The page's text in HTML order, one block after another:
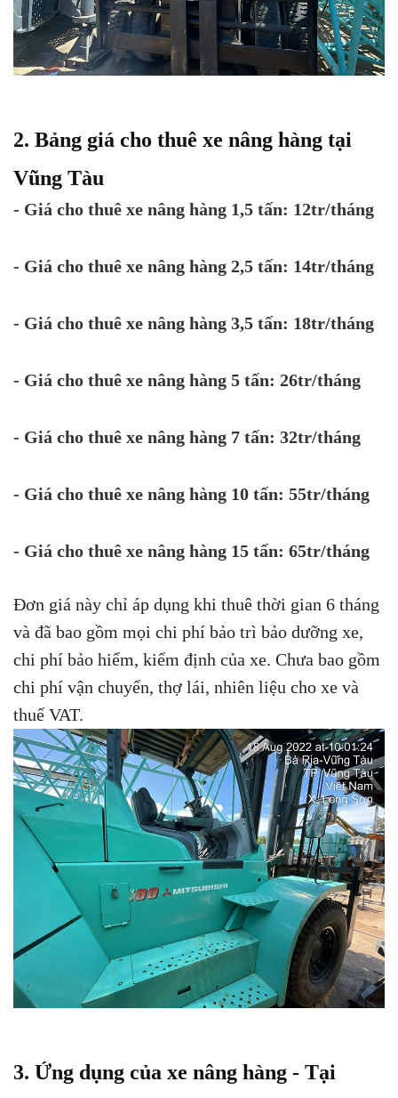
2. Bảng giá cho thuê xe nâng hàng tại
Vũng Tàu
- Giá cho thuê xe nâng hàng 1,5 tấn: 12tr/tháng
- Giá cho thuê xe nâng hàng 2,5 tấn: 14tr/tháng
- Giá cho thuê xe nâng hàng 3,5 tấn: 18tr/tháng
- Giá cho thuê xe nâng hàng 5 tấn: 26tr/tháng
- Giá cho thuê xe nâng hàng 7 tấn: 32tr/tháng
- Giá cho thuê xe nâng hàng 10 tấn: 55tr/tháng
- Giá cho thuê xe nâng hàng 15 tấn: 65tr/tháng
Đơn giá này chỉ áp dụng khi thuê thời gian 6 tháng
và đã bao gồm mọi chi phí bảo trì bảo dưỡng xe,
chi phí bảo hiểm, kiểm định của xe. Chưa bao gồm
chi phí vận chuyển, thợ lái, nhiên liệu cho xe và
thuế VAT.
3. Ứng dụng của xe nâng hàng - Tại